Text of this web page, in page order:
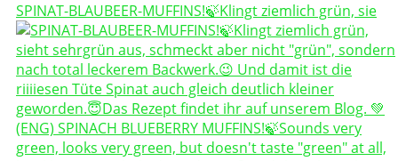
SPINAT-BLAUBEER-MUFFINS!🍃Klingt ziemlich grün, sie